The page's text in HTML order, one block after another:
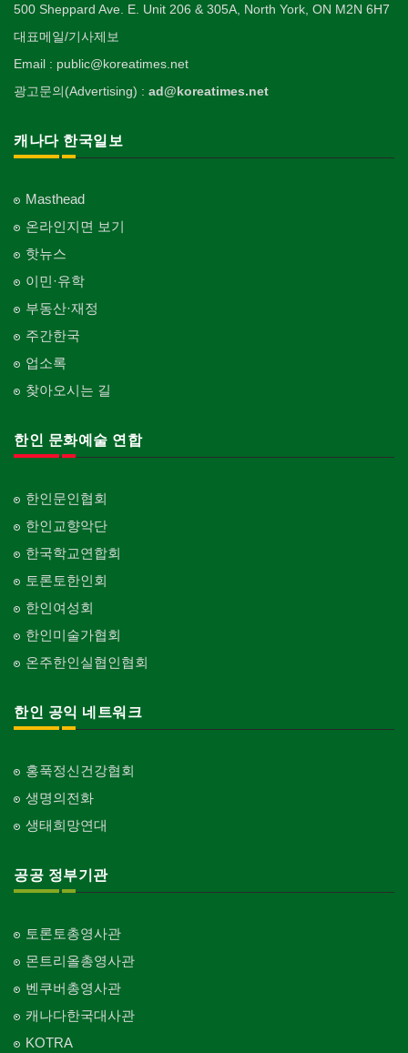
500 Sheppard Ave. E. Unit 206 & 305A, North York, ON M2N 6H7
대표메일/기사제보
Email : public@koreatimes.net
광고문의(Advertising) : ad@koreatimes.net
캐나다 한국일보
Masthead
온라인지면 보기
핫뉴스
이민·유학
부동산·재정
주간한국
업소록
찾아오시는 길
한인 문화예술 연합
한인문인협회
한인교향악단
한국학교연합회
토론토한인회
한인여성회
한인미술가협회
온주한인실협인협회
한인 공익 네트워크
홍푹정신건강협회
생명의전화
생태희망연대
공공 정부기관
토론토총영사관
몬트리올총영사관
벤쿠버총영사관
캐나다한국대사관
KOTRA